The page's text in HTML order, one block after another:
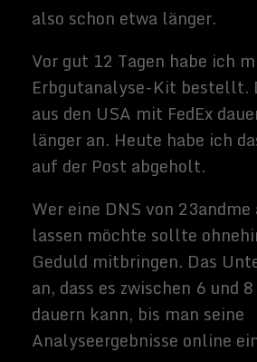
Man könne den Kunden nicht
Unterstützung die Analyseergebnisse
präsentieren, die mitunter Aussagen über
die Wahrscheinlichkeit eines Ausbruches,
einer tödlichen Krankheit beinhalten,
könnte. Zudem war die Validität der
Gentests noch nicht wissenschaftlich für
die FDA belegt worden.
Seit 2015 hat 23andme nun die geforderte
Lizenz und hat seine Analysereports
entschärft, dahingehend, dass nun keine
individuellen Krankheitsrisiken, wie z. B.
Brustkrebs, mehr aufgelistet werden.
Trotzdem liefert die Genanalyse
interessanteInfos zur Abstammungund
Aussagen zu Erbkrankheiten wie z.B.
Mukoviszidose und Sichelzellenanämie.